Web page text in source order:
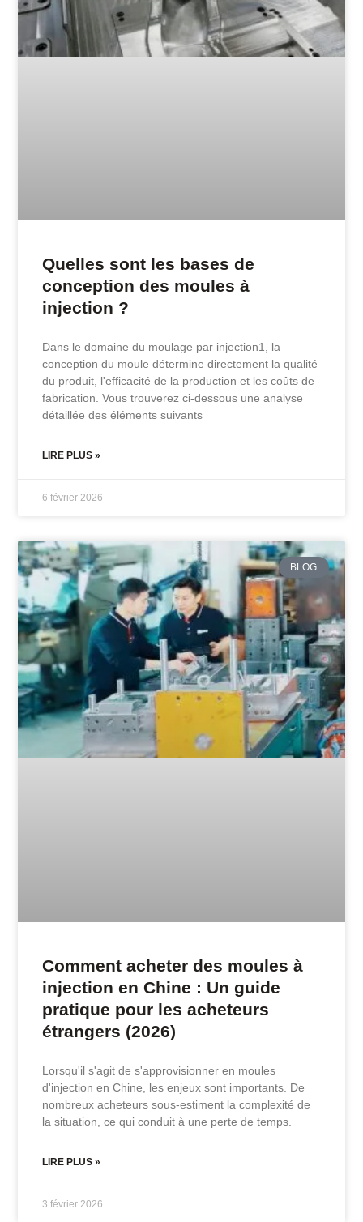
Quelles sont les bases de
conception des moules à
injection ?
Dans le domaine du moulage par injection1, la
conception du moule détermine directement la qualité
du produit, l'efficacité de la production et les coûts de
fabrication. Vous trouverez ci-dessous une analyse
détaillée des éléments suivants
LIRE PLUS »
6 février 2026
BLOG
Comment acheter des moules à
injection en Chine : Un guide
pratique pour les acheteurs
étrangers (2026)
Lorsqu'il s'agit de s'approvisionner en moules
d'injection en Chine, les enjeux sont importants. De
nombreux acheteurs sous-estiment la complexité de
la situation, ce qui conduit à une perte de temps.
LIRE PLUS »
3 février 2026